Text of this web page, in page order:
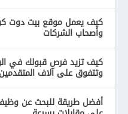
كيف يعمل موقع بيت دوت
وأصحاب الشركات
كيف تزيد فرص قبولك في
وتتفوق على آلاف المتقدمين
أفضل طريقة للبحث عن